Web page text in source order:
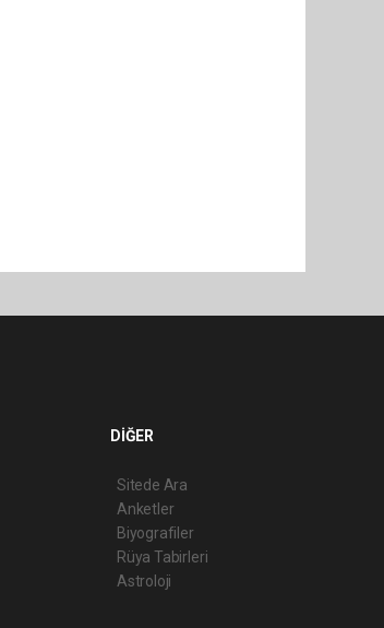
DİĞER
Sitede Ara
Anketler
Biyografiler
Rüya Tabirleri
Astroloji